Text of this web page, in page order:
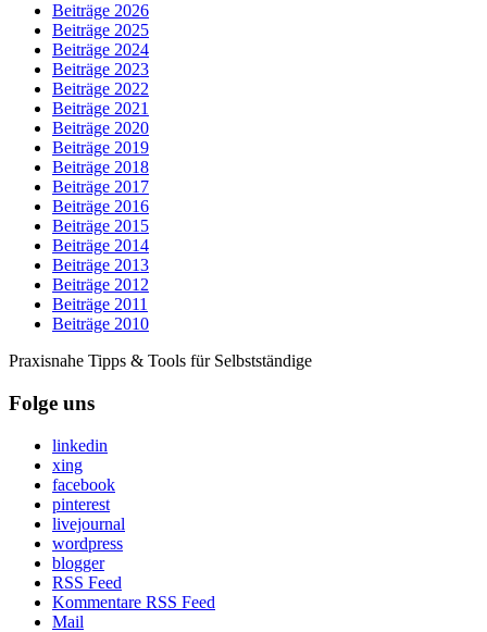
Beiträge 2026
Beiträge 2025
Beiträge 2024
Beiträge 2023
Beiträge 2022
Beiträge 2021
Beiträge 2020
Beiträge 2019
Beiträge 2018
Beiträge 2017
Beiträge 2016
Beiträge 2015
Beiträge 2014
Beiträge 2013
Beiträge 2012
Beiträge 2011
Beiträge 2010
Praxisnahe Tipps & Tools für Selbstständige
Folge uns
linkedin
xing
facebook
pinterest
livejournal
wordpress
blogger
RSS Feed
Kommentare RSS Feed
Mail